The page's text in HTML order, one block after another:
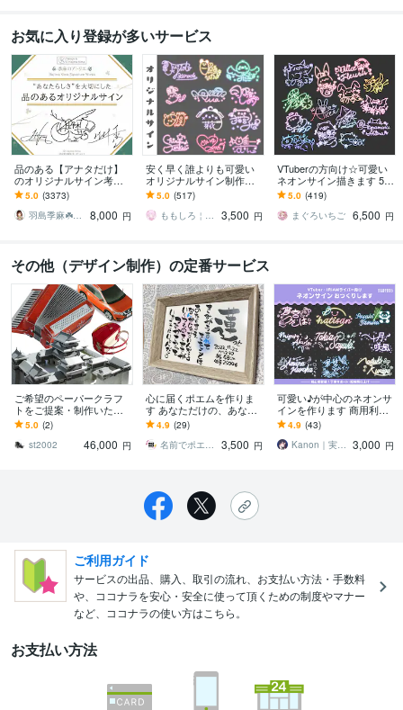
お気に入り登録が多いサービス
品のある【アナタだけ】
のオリジナルサイン考え
ます ︎【唯一無二︎】個人も
企業も対応可「印象に残
る」署名をご提案
5.0 (3373)
羽島季麻☘️シグニチャーデザイナー／ロゴ
8,000 円
安く早く誰よりも可愛い
オリジナルサイン制作し
ます 最短即日！商用利用
OKなモチーフ入りサイン
です！
5.0 (517)
ももしろ￤デザイン
3,500 円
VTuberの方向け☆可愛い
ネオンサイン描きます 50
0件以上のサイン制作経験
☆商用利用無料！迅速丁
寧に対応☆
5.0 (419)
まぐろいちご 6,500 円
その他（デザイン制作）の定番サービス
ご希望のペーパークラフ
トをご提案・制作いたし
ます 商品・ノベルティ・
記念品・販促用ほか、用
途に合わせて作ります
5.0 (2)
st2002
46,000 円
心に届くポエムを作りま
す あなただけの、あなた
の為のオリジナルポエム
はいかがですか？
4.9 (29)
名前でポエム mojimoji
3,500 円
可愛い♪が中心のネオンサ
インを作ります 商用利用
可!!配信者向け!!グッズや
返礼品可能
4.9 (43)
Kanon｜実績1500以上のデザイナー 3,000 円
ご利用ガイド
サービスの出品、購入、取引の流れ、お支払い方法・手数料
や、ココナラを安心・安全に使って頂くための制度やマナー
など、ココナラの使い方はこちら。
お支払い方法